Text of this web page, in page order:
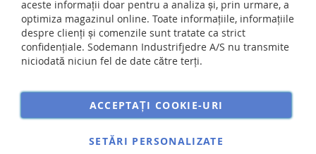
aceste informații doar pentru a analiza și, prin urmare, a
optimiza magazinul online. Toate informațiile, informațiile
despre clienți și comenzile sunt tratate ca strict
confidențiale. Sodemann Industrifjedre A/S nu transmite
niciodată niciun fel de date către terți.
ACCEPTAȚI COOKIE-URI
SETĂRI PERSONALIZATE